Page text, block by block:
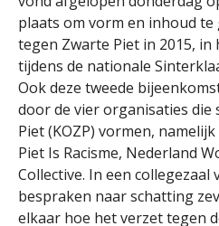
plaats om vorm en inhoud te
tegen Zwarte Piet in 2015, in
tijdens de nationale
Ook deze tweede
door de vier organisaties die
Piet (KOZP) vormen,
Piet Is Racisme, Nederland
Collective. In een
bespraken naar schatting
elkaar hoe het verzet tegen